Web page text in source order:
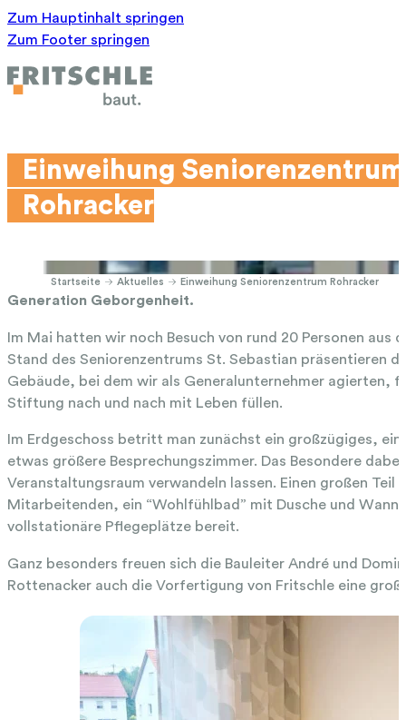
Zum Hauptinhalt springen
Zum Footer springen
Einweihung Seniorenzentrum
Rohracker
Startseite Aktuelles Einweihung Seniorenzentrum Rohracker
Generation Geborgenheit.
Im Mai hatten wir noch Besuch von rund 20 Personen
Stand des Seniorenzentrums St. Sebastian präsentieren
Gebäude, bei dem wir als Generalunternehmer agierten,
Stiftung nach und nach mit Leben füllen.
Im Erdgeschoss betritt man zunächst ein großzügiges,
etwas größere Besprechungszimmer. Das Besondere
Veranstaltungsraum verwandeln lassen. Einen großen
Mitarbeitenden, ein “Wohlfühlbad” mit Dusche und
vollstationäre Pflegeplätze bereit.
Ganz besonders freuen sich die Bauleiter André und
Rottenacker auch die Vorfertigung von Fritschle eine